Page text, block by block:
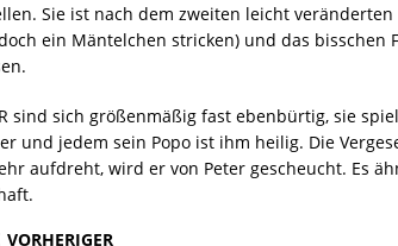
Sie ist nach dem zweiten leicht
ein Mäntelchen stricken) und das bisschen
sind sich größenmäßig fast ebenbürtig, sie
und jedem sein Popo ist ihm heilig. Die
aufdreht, wird er von Peter gescheucht. Es
VORHERIGER